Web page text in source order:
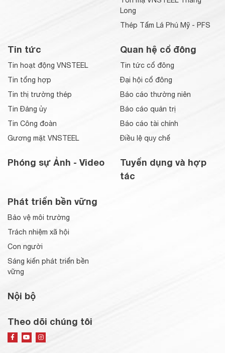
Long
Thép Tấm Lá Phú Mỹ - PFS
Tin tức
Tin hoạt động VNSTEEL
Tin tổng hợp
Tin thị trường thép
Tin Đảng ủy
Tin Công đoàn
Gương mặt VNSTEEL
Phóng sự Ảnh - Video
Quan hệ cổ đông
Tin tức cổ đông
Đại hội cổ đông
Báo cáo thường niên
Báo cáo quản trị
Báo cáo tài chính
Điều lệ quy chế
Tuyển dụng và hợp
tác
Phát triển bền vững
Bảo vệ môi trường
Trách nhiệm xã hội
Con người
Sáng kiến phát triển bền
vững
Nội bộ
Theo dõi chúng tôi